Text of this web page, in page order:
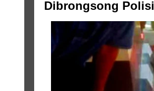
Dibrongsong Polisi